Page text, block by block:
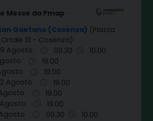
Messe da Pmap
Gaetano (Cosenza) (Piazza
13 - Cosenza)
Agosto
09.30
10.00
19.00
19.00
Agosto
19.00
19.00
19.00
09.30
10.00